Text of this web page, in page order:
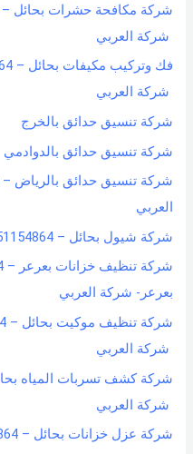
شركة العربي
شركة العربي
شركة تنسيق حدائق بالخرج
شركة تنسيق حدائق بالدوادمي
شركة تنسيق حدائق بالرياض
العربي
شركة شيول بحائل – 0551154864 اتصل بنا – شركة العربي
بعرعر- شركة العربي
شركة العربي
شركة العربي
شركة عزل خزانات بحائل – 0551154864 اتصل بنا – شركة العربي